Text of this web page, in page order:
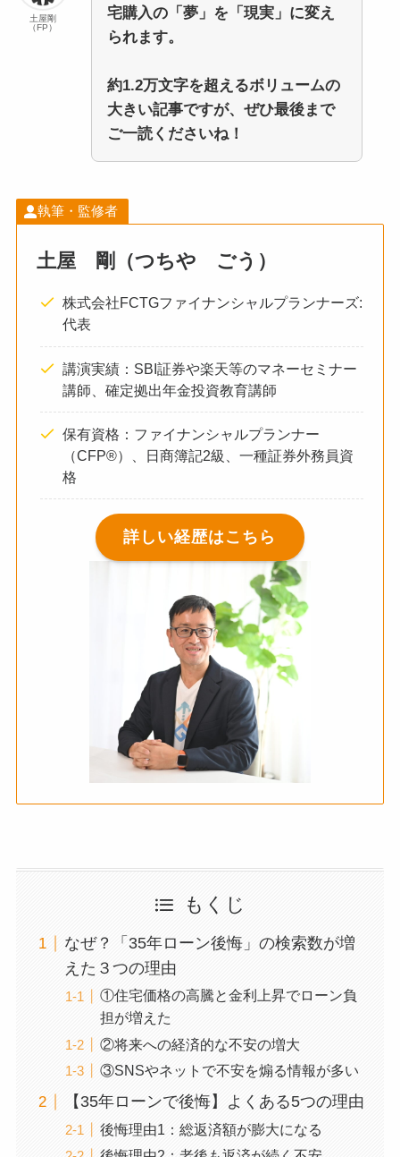
土屋剛
（FP）
宅購入の「夢」を「現実」に変え
られます。
約1.2万文字を超えるボリュームの
大きい記事ですが、ぜひ最後まで
ご一読くださいね！
執筆・監修者
土屋 剛（つちや ごう）
株式会社FCTGファイナンシャルプランナーズ:
代表
講演実績：SBI証券や楽天等のマネーセミナー
講師、確定拠出年金投資教育講師
保有資格：ファイナンシャルプランナー
（CFP®）、日商簿記2級、一種証券外務員資
格
詳しい経歴はこちら
もくじ
なぜ？「35年ローン後悔」の検索数が増
えた３つの理由
①住宅価格の高騰と金利上昇でローン負
担が増えた
②将来への経済的な不安の増大
③SNSやネットで不安を煽る情報が多い
【35年ローンで後悔】よくある5つの理由
後悔理由1：総返済額が膨大になる